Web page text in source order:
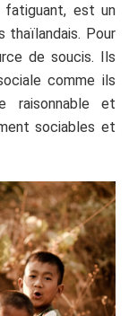
est un
thaïlandais. Pour
de soucis. Ils
comme ils
raisonnable et
sociables et